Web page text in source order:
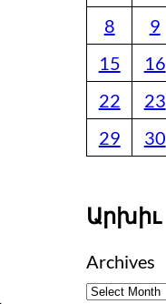
8
9
15
16
22
23
29
30
Արխիւ
Archives